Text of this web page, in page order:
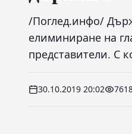
/Поглед.инфо/
елиминиране на
представители. С
30.10.2019 20:02